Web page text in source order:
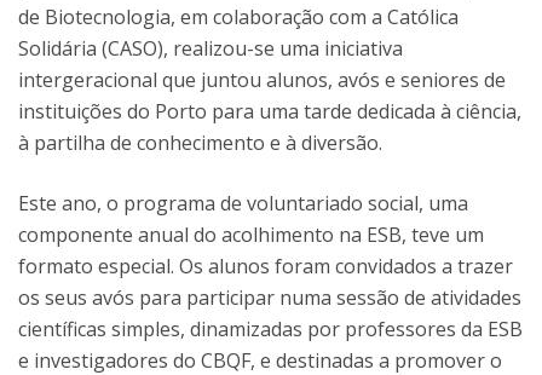
de Biotecnologia, em colaboração com a Católica
Solidária (CASO), realizou-se uma iniciativa
intergeracional que juntou alunos, avós e seniores de
instituições do Porto para uma tarde dedicada à ciência,
à partilha de conhecimento e à diversão.
Este ano, o programa de voluntariado social, uma
componente anual do acolhimento na ESB, teve um
formato especial. Os alunos foram convidados a trazer
os seus avós para participar numa sessão de atividades
científicas simples, dinamizadas por professores da ESB
e investigadores do CBQF, e destinadas a promover o